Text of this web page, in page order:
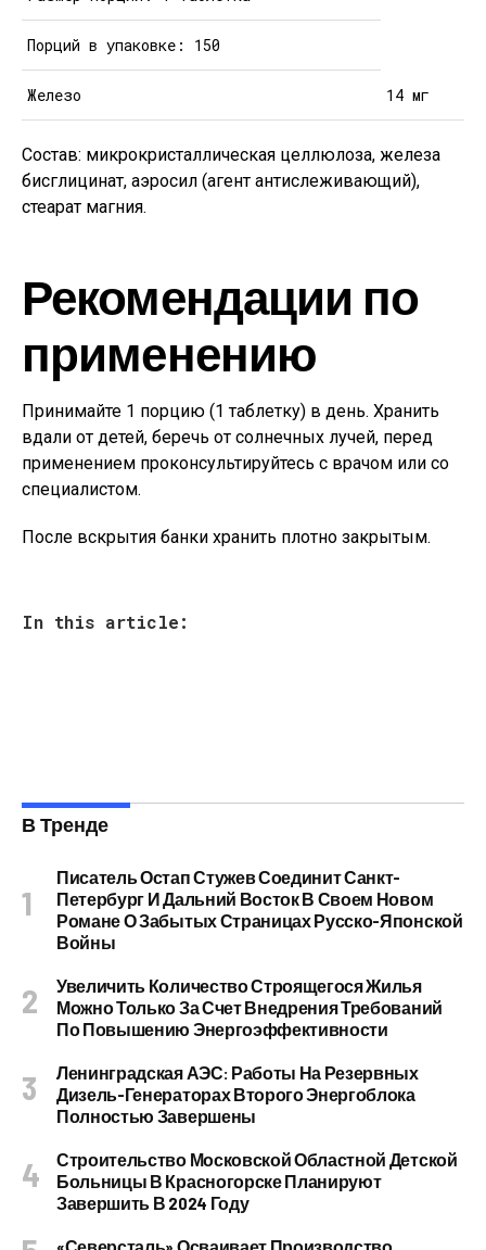
Порций в упаковке: 150
Железо 14 мг
Состав: микрокристаллическая целлюлоза, железа
бисглицинат, аэросил (агент антислеживающий),
стеарат магния.
Рекомендации по
применению
Принимайте 1 порцию (1 таблетку) в день. Хранить
вдали от детей, беречь от солнечных лучей, перед
применением проконсультируйтесь с врачом или со
специалистом.
После вскрытия банки хранить плотно закрытым.
In this article:
В Тренде
Писатель Остап Стужев Соединит Санкт-
Петербург И Дальний Восток В Своем Новом
Романе О Забытых Страницах Русско-Японской
Войны
Увеличить Количество Строящегося Жилья
Можно Только За Счет Внедрения Требований
По Повышению Энергоэффективности
Ленинградская АЭС: Работы На Резервных
Дизель-Генераторах Второго Энергоблока
Полностью Завершены
Строительство Московской Областной Детской
Больницы В Красногорске Планируют
Завершить В 2024 Году